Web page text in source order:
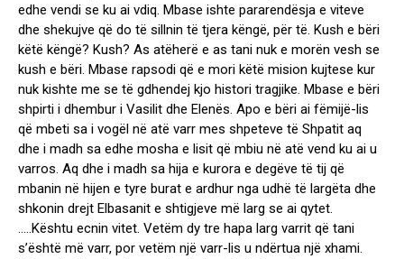
edhe vendi se ku ai vdiq. Mbase ishte pararendësja e viteve
dhe shekujve që do të sillnin të tjera këngë, për të. Kush e bëri
këtë këngë? Kush? As atëherë e as tani nuk e morën vesh se
kush e bëri. Mbase rapsodi që e mori këtë mision kujtese kur
nuk kishte me se të gdhendej kjo histori tragjike. Mbase e bëri
shpirti i dhembur i Vasilit dhe Elenës. Apo e bëri ai fëmijë-lis
që mbeti sa i vogël në atë varr mes shpeteve të Shpatit aq
dhe i madh sa edhe mosha e lisit që mbiu në atë vend ku ai u
varros. Aq dhe i madh sa hija e kurora e degëve të tij që
mbanin në hijen e tyre burat e ardhur nga udhë të largëta dhe
shkonin drejt Elbasanit e shtigjeve më larg se ai qytet.
…..Kështu ecnin vitet. Vetëm dy tre hapa larg varrit që tani
s’është më varr, por vetëm një varr-lis u ndërtua një xhami.